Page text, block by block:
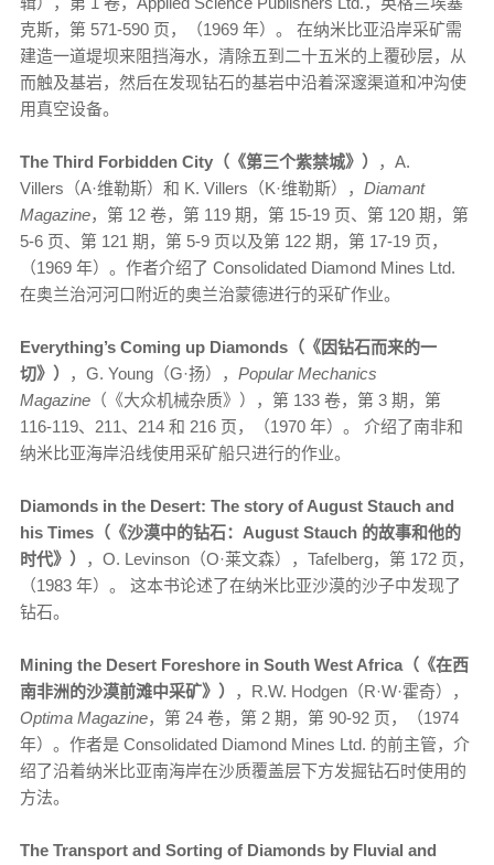
克斯，第 571-590 页，（1969 年）。 在纳米比亚沿岸采矿需
建造一道堤坝来阻挡海水，清除五到二十五米的上覆砂层，从
而触及基岩，然后在发现钻石的基岩中沿着深邃渠道和冲沟使
用真空设备。
The Third Forbidden City（《第三个紫禁城》）
，A.
Villers（A·维勒斯）和 K. Villers（K·维勒斯）， Diamant
Magazine，第 12 卷，第 119 期，第 15-19 页、第 120 期，第
5-6 页、第 121 期，第 5-9 页以及第 122 期，第 17-19 页，
（1969 年）。作者介绍了 Consolidated Diamond Mines Ltd.
在奥兰治河河口附近的奥兰治蒙德进行的采矿作业。
Everything’s Coming up Diamonds（《因钻石而来的一
切》）
，G. Young（G·扬）， Popular Mechanics
Magazine （《大众机械杂质》），第 133 卷，第 3 期，第
116-119、211、214 和 216 页，（1970 年）。 介绍了南非和
纳米比亚海岸沿线使用采矿船只进行的作业。
Diamonds in the Desert: The story of August Stauch and
his Times（《沙漠中的钻石：August Stauch 的故事和他的
时代》）
，O. Levinson（O·莱文森），Tafelberg，第 172 页，
（1983 年）。 这本书论述了在纳米比亚沙漠的沙子中发现了
钻石。
Mining the Desert Foreshore in South West Africa（《在西
南非洲的沙漠前滩中采矿》）
，R.W. Hodgen（R·W·霍奇），
Optima Magazine，第 24 卷，第 2 期，第 90-92 页，（1974
年）。作者是 Consolidated Diamond Mines Ltd. 的前主管，介
绍了沿着纳米比亚南海岸在沙质覆盖层下方发掘钻石时使用的
方法。
The Transport and Sorting of Diamonds by Fluvial and